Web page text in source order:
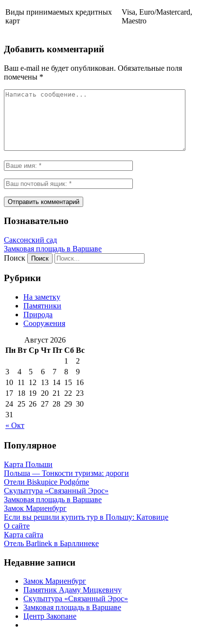
Виды принимаемых кредитных
карт
Visa, Euro/Mastercard,
Maestro
Добавить комментарий
Ваш e-mail не будет опубликован. Обязательные поля
помечены *
Познавательно
Саксонский сад
Замковая площадь в Варшаве
Поиск
Рубрики
На заметку
Памятники
Природа
Сооружения
Август 2026
Пн Вт Ср Чт Пт Сб Вс
« Окт
1
2
3
4 5 6 7 8
9
10 11 12 13 14 15 16
17 18 19 20 21 22 23
24 25 26 27 28 29 30
31
Популярное
Карта Польши
Польша — Тонкости туризма: дороги
Отели Biskupice Podgórne
Скульптура «Связанный Эрос»
Замковая площадь в Варшаве
Замок Мариенбург
Если вы решили купить тур в Польшу: Катовице
О сайте
Карта сайта
Отель Barlinek в Барллинеке
Недавние записи
Замок Мариенбург
Памятник Адаму Мицкевичу
Скульптура «Связанный Эрос»
Замковая площадь в Варшаве
Центр Закопане